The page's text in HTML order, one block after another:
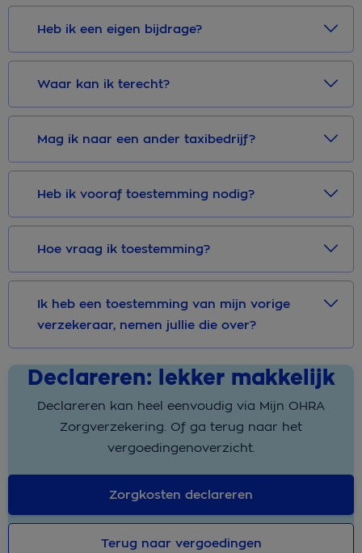
Heb ik een eigen bijdrage?
Waar kan ik terecht?
Mag ik naar een ander taxibedrijf?
Heb ik vooraf toestemming nodig?
Hoe vraag ik toestemming?
Ik heb een toestemming van mijn vorige
verzekeraar, nemen jullie die over?
Declareren: lekker makkelijk
Declareren kan heel eenvoudig via Mijn OHRA
Zorgverzekering. Of ga terug naar het
vergoedingenoverzicht.
Zorgkosten declareren
Terug naar vergoedingen